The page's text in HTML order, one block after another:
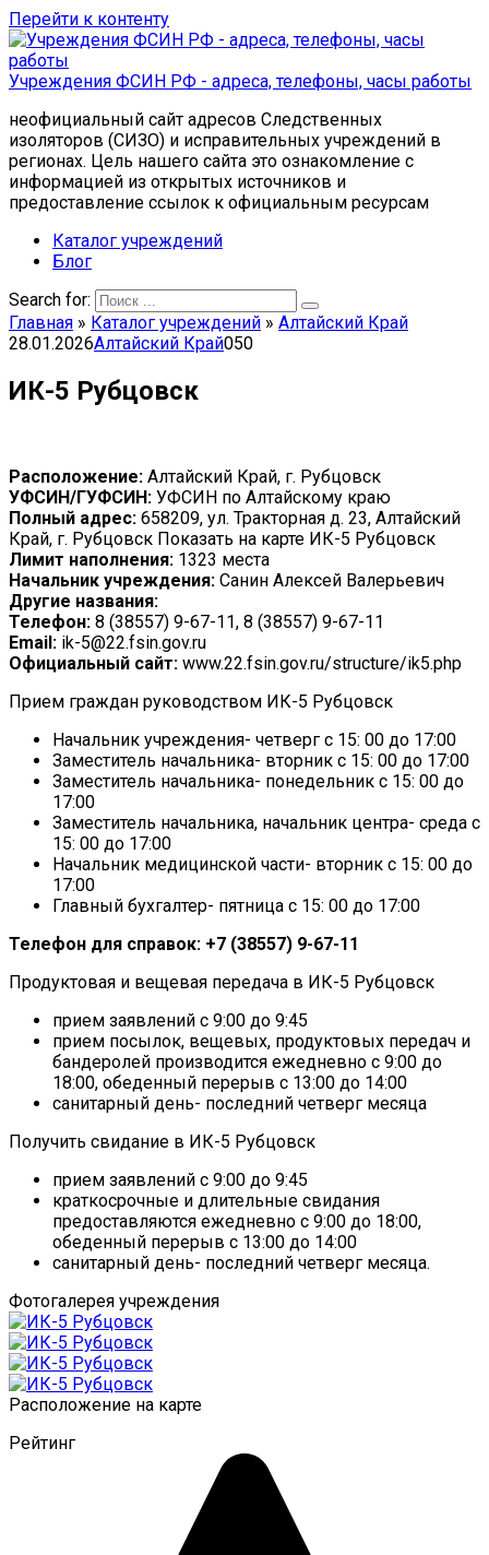
Перейти к контенту
Учреждения ФСИН РФ - адреса, телефоны, часы работы
неофициальный сайт адресов Следственных
изоляторов (СИЗО) и исправительных учреждений в
регионах. Цель нашего сайта это ознакомление с
информацией из открытых источников и
предоставление ссылок к официальным ресурсам
Каталог учреждений
Блог
Search for:
Главная » Каталог учреждений » Алтайский Край
28.01.2026Алтайский Край050
ИК-5 Рубцовск
Расположение: Алтайский Край, г. Рубцовск
УФСИН/ГУФСИН: УФСИН по Алтайскому краю
Полный адрес: 658209, ул. Тракторная д. 23, Алтайский
Край, г. Рубцовск Показать на карте ИК-5 Рубцовск
Лимит наполнения: 1323 места
Начальник учреждения: Санин Алексей Валерьевич
Другие названия:
Телефон: 8 (38557) 9-67-11, 8 (38557) 9-67-11
Email: ik-5@22.fsin.gov.ru
Официальный сайт: www.22.fsin.gov.ru/structure/ik5.php
Прием граждан руководством ИК-5 Рубцовск
Начальник учреждения- четверг с 15: 00 до 17:00
Заместитель начальника- вторник с 15: 00 до 17:00
Заместитель начальника- понедельник с 15: 00 до
17:00
Заместитель начальника, начальник центра- среда с
15: 00 до 17:00
Начальник медицинской части- вторник с 15: 00 до
17:00
Главный бухгалтер- пятница с 15: 00 до 17:00
Телефон для справок: +7 (38557) 9-67-11
Продуктовая и вещевая передача в ИК-5 Рубцовск
прием заявлений с 9:00 до 9:45
прием посылок, вещевых, продуктовых передач и
бандеролей производится ежедневно с 9:00 до
18:00, обеденный перерыв с 13:00 до 14:00
санитарный день- последний четверг месяца
Получить свидание в ИК-5 Рубцовск
прием заявлений с 9:00 до 9:45
краткосрочные и длительные свидания
предоставляются ежедневно с 9:00 до 18:00,
обеденный перерыв с 13:00 до 14:00
санитарный день- последний четверг месяца.
Фотогалерея учреждения
Расположение на карте
Рейтинг